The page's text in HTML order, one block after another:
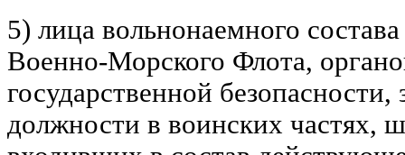
5) лица вольнонаемного
Военно-Морского Флота,
государственной
должности в воинских частях,